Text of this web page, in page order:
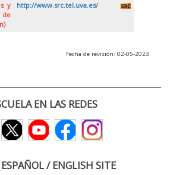
y
http://www.src.tel.uva.es/
Fecha de revisión: 02-05-2023
EN LAS REDES
/ ENGLISH SITE